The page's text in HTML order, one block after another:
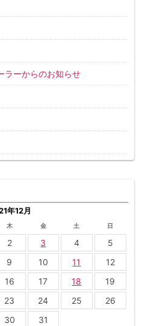
ラーからのお知らせ
年12月
木 金 土 日
2 3 4
5
9 10 11
12
16 17 18
19
23 24 25
26
30
31